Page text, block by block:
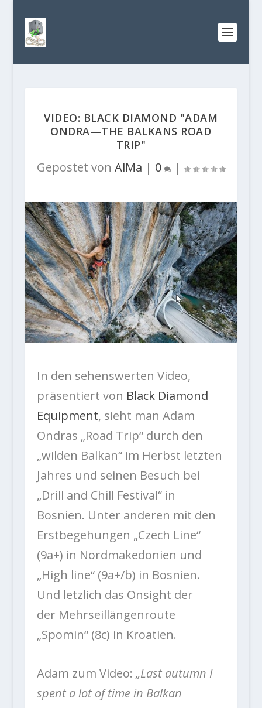
VIDEO: BLACK DIAMOND "ADAM
ONDRA—THE BALKANS ROAD
TRIP"
Gepostet von AlMa | 0 |
In den sehenswerten Video,
präsentiert von Black Diamond
Equipment, sieht man Adam
Ondras „Road Trip“ durch den
„wilden Balkan“ im Herbst letzten
Jahres und seinen Besuch bei
„Drill and Chill Festival“ in
Bosnien. Unter anderen mit den
Erstbegehungen „Czech Line“
(9a+) in Nordmakedonien und
„High line“ (9a+/b) in Bosnien.
Und letzlich das Onsight der
der Mehrseillängenroute
„Spomin“ (8c) in Kroatien.
Adam zum Video: „Last autumn I
spent a lot of time in Balkan